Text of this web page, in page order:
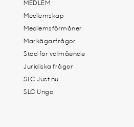
MEDLEM
Medlemskap
Medlemsförmåner
Markägarfrågor
Stöd för välmående
Juridiska frågor
SLC Just nu
SLC Unga